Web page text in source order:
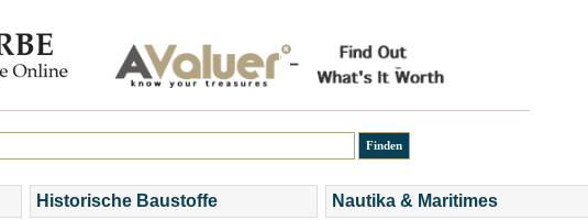
Historische Baustoffe
Nautika & Maritimes